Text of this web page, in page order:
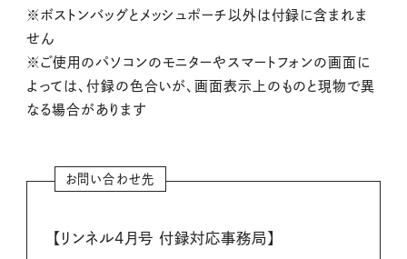
※ボストンバッグとメッシュポーチ以外は付録に含まれま
せん
※ご使用のパソコンのモニターやスマートフォンの画面に
よっては、付録の色合いが、画面表示上のものと現物で異
なる場合があります
お問い合わせ先
【リンネル4月号 付録対応事務局】